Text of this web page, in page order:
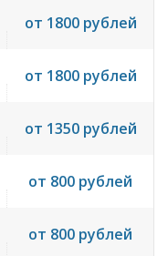
от 1800 рублей
от 1800 рублей
от 1350 рублей
от 800 рублей
от 800 рублей